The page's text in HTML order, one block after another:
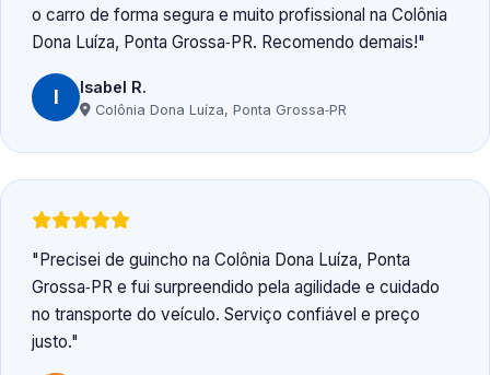
o carro de forma segura e muito profissional na Colônia
Dona Luíza, Ponta Grossa‑PR. Recomendo demais!
I Isabel R.
Colônia Dona Luíza, Ponta Grossa‑PR
Precisei de guincho na Colônia Dona Luíza, Ponta
Grossa‑PR e fui surpreendido pela agilidade e cuidado
no transporte do veículo. Serviço confiável e preço
justo.